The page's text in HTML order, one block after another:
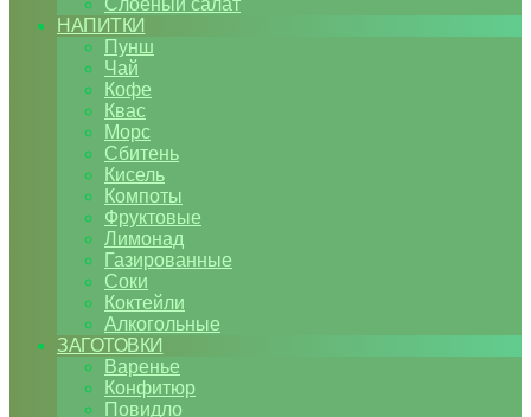
Слоеный салат
НАПИТКИ
Пунш
Чай
Кофе
Квас
Морс
Сбитень
Кисель
Компоты
Фруктовые
Лимонад
Газированные
Соки
Коктейли
Алкогольные
ЗАГОТОВКИ
Варенье
Конфитюр
Повидло